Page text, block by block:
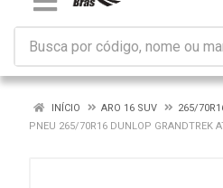
INÍCIO ARO 16 SUV
265/
PNEU 265/70R16 DUNLOP GRANDTREK